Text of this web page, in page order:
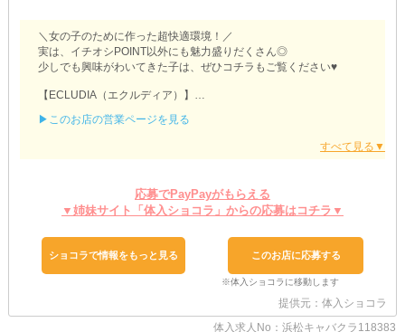
＼女の子のために作った超快適環境！／
実は、イチオシPOINT以外にも魅力盛りだくさん◎
少しでも興味がわいてきた子は、ぜひコチラもご覧ください♥
【ECLUDIA（エクルディア）】
「お酒飲むと具合悪くなっちゃう…」
飲む or 飲まないを自由に決めちゃってください♥
また、当店では《終電上がり》シフトも可能！
昼夜逆転を心配せず、生活リズムに合わせて出勤してみましょう♥
学校や会社などとうまく両立できるのが強みだと言えます！
ちなみに【エクルディア】は《土曜日》も営業するお店◎
平日何かと忙しい子は、週末に絞って出勤するのもアリ♥
むしろ、お客様のご来店が多く見込まれるので、一気に稼ぐチャン
▶このお店の営業ページを見る
応募でPayPayがもらえる
▼姉妹サイト「体入ショコラ」からの応募はコチラ▼
ショコラで情報をもっと見る このお店に応募する
提供元：体入ショコラ
体入求人No：浜松キャバクラ118383